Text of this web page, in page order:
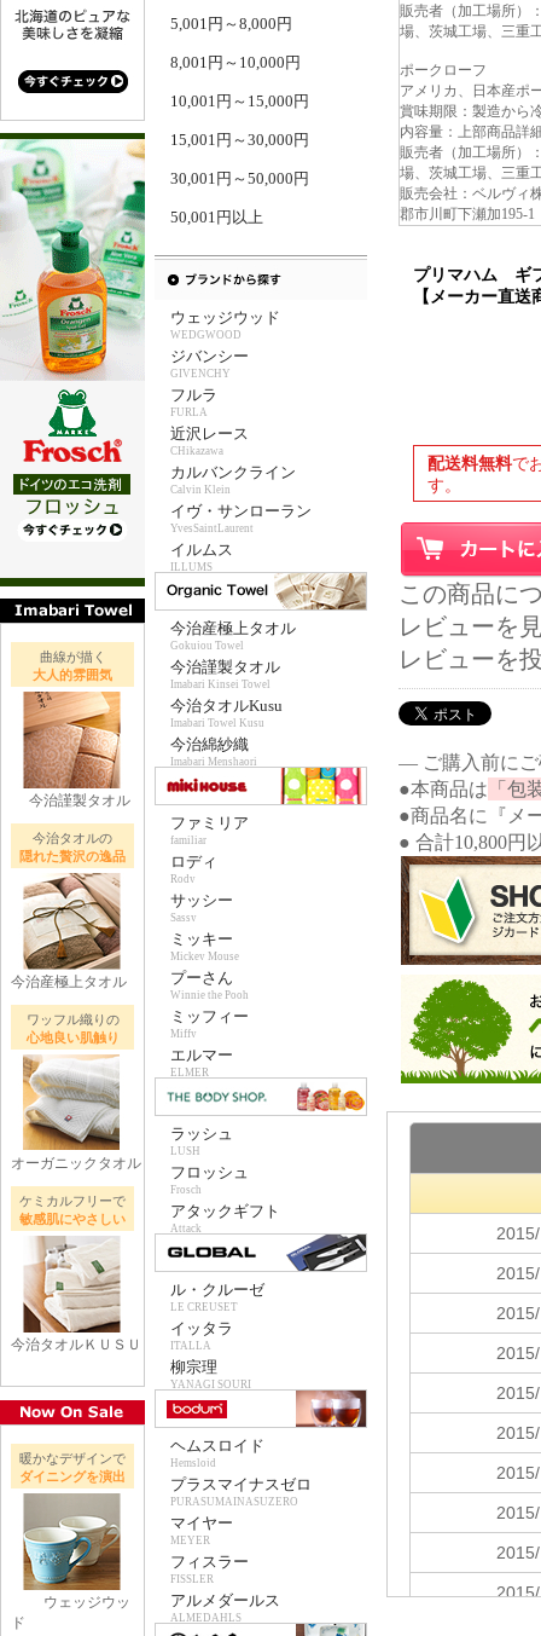
曲線が描く
大人的雰囲気
今治謹製タオル
今治タオルの
隠れた贅沢の逸品
今治産極上タオル
ワッフル織りの
心地良い肌触り
オーガニックタオル
ケミカルフリーで
敏感肌にやさしい
今治タオルＫＵＳＵ
暖かなデザインで
ダイニングを演出
ウェッジウッ
ド
5,001円～8,000円
8,001円～10,000円
10,001円～15,000円
15,001円～30,000円
30,001円～50,000円
50,001円以上
ウェッジウッド
WEDGWOOD
ジバンシー
GIVENCHY
フルラ
FURLA
近沢レース
CHikazawa
カルバンクライン
Calvin Klein
イヴ・サンローラン
YvesSaintLaurent
イルムス
ILLUMS
今治産極上タオル
Gokujou Towel
今治謹製タオル
Imabari Kinsei Towel
今治タオルKusu
Imabari Towel Kusu
今治綿紗織
Imabari Menshaori
ファミリア
familiar
ロディ
Rody
サッシー
Sassy
ミッキー
Mickey Mouse
プーさん
Winnie the Pooh
ミッフィー
Miffy
エルマー
ELMER
ラッシュ
LUSH
フロッシュ
Frosch
アタックギフト
Attack
ル・クルーゼ
LE CREUSET
イッタラ
ITALLA
柳宗理
YANAGI SOURI
ヘムスロイド
Hemslojd
プラスマイナスゼロ
PURASUMAINASUZERO
マイヤー
MEYER
フィスラー
FISSLER
アルメダールス
ALMEDAHLS
販売者（加工場所）
場、茨城工場、三重
ポークローフ
アメリカ、日本産ポ
賞味期限：製造から
内容量：上部商品詳
販売者（加工場所）
場、茨城工場、三重
販売会社：ベルヴ
郡市川町下瀬加195-1
プリマハム ギ
【メーカー直送
配送料無料で
す。
この商品に
レビューを
レビューを
― ご購入前に
●本商品は 「包
●商品名に『メ
● 合計10,800円